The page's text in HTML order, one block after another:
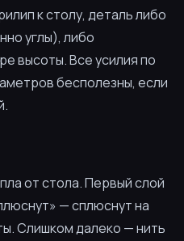
к столу, деталь либо
углы), либо
высоты. Все усилия по
бесполезны, если
от стола. Первый слой
— сплюснут на
Слишком далеко — нить